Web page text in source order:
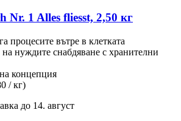
Nr. 1 Alles fliesst, 2,50 кг
процесите вътре в клетката
на нуждите снабдяване с хранителни
концепция
/ кг)
до 14. август